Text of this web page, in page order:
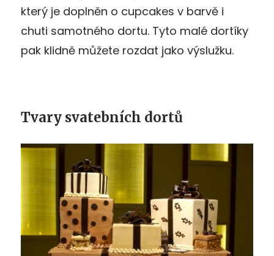
který je doplněn o cupcakes v barvě i
chuti samotného dortu. Tyto malé dortíky
pak klidně můžete rozdat jako výslužku.
Tvary svatebních dortů